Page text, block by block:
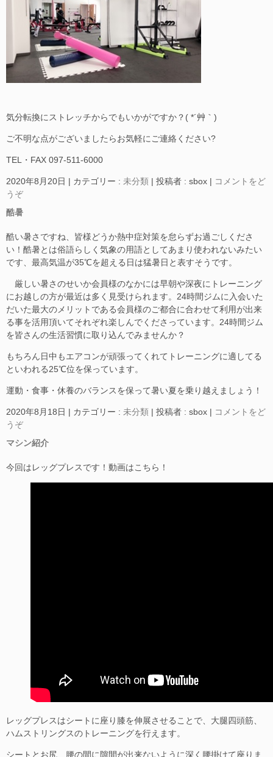
気分転換にストレッチからでもいかがですか？( *´艸｀)
ご不明な点がございましたらお気軽にご連絡ください?
TEL・FAX 097-511-6000
2020年8月20日 | カテゴリー : 未分類 | 投稿者 : sbox | コメントをど
うぞ
酷暑
酷い暑さですね、皆様どうか熱中症対策を怠らずお過ごしくださ
い！酷暑とは俗語らしく気象の用語としてあまり使われないみたい
です、最高気温が35℃を超える日は猛暑日と表すそうです。
厳しい暑さのせいか会員様のなかには早朝や深夜にトレーニング
にお越しの方が最近は多く見受けられます。24時間ジムに入会いた
だいた最大のメリットである会員様のご都合に合わせて利用が出来
る事を活用頂いてそれぞれ楽しんでくださっています。24時間ジム
を皆さんの生活習慣に取り込んでみませんか？
もちろん日中もエアコンが頑張ってくれてトレーニングに適してる
といわれる25℃位を保っています。
運動・食事・休養のバランスを保って暑い夏を乗り越えましょう！
2020年8月18日 | カテゴリー : 未分類 | 投稿者 : sbox | コメントをど
うぞ
マシン紹介
今回はレッグプレスです！動画はこちら！
レッグプレスはシートに座り膝を伸展させることで、大腿四頭筋、
ハムストリングスのトレーニングを行えます。
シートとお尻、腰の間に隙間が出来ないように深く腰掛けて座りま